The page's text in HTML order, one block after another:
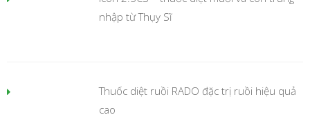
nhập từ Thụy Sĩ
Thuốc diệt ruồi RADO đặc trị ruồi hiệu quả
cao